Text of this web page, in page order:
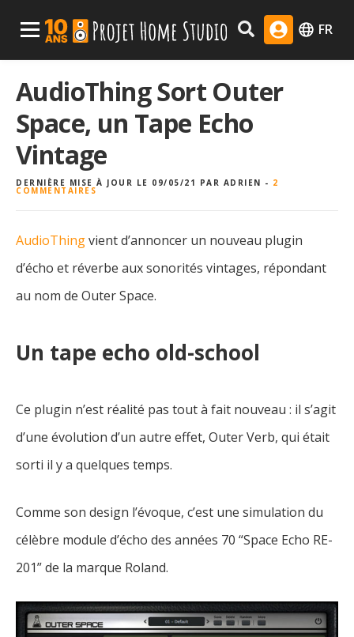
Menu Principal FR
AudioThing Sort Outer
Space, un Tape Echo
Vintage
DERNIÈRE MISE À JOUR LE 09/05/21 PAR ADRIEN - 2
COMMENTAIRES
AudioThingvient d’annoncer un nouveau plugin
d’écho et réverbe aux sonorités vintages, répondant
au nom de Outer Space.
Un tape echo old-school
Ce plugin n’est réalité pas tout à fait nouveau : il s’agit
d’une évolution d’un autre effet, Outer Verb, qui était
sorti il y a quelques temps.
Comme son design l’évoque, c’est une simulation du
célèbre module d’écho des années 70 “Space Echo RE-
201” de la marque Roland.